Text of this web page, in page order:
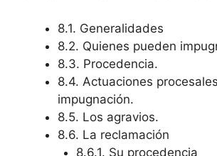
8.1. Generalidades
8.2. Quienes pueden
8.3. Procedencia.
8.4. Actuaciones
impugnación.
8.5. Los agravios.
8.6. La reclamación
8.6.1. Su procedencia